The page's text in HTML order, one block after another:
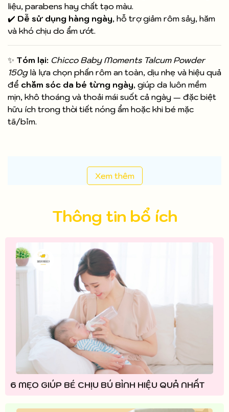
liệu, parabens hay chất tạo màu.
✔️ Dễ sử dụng hàng ngày, hỗ trợ giảm rôm sảy, hăm
và khó chịu do ẩm ướt.
✨ Tóm lại: Chicco Baby Moments Talcum Powder
150glà lựa chọn phấn rôm an toàn, dịu nhẹ và hiệu quả
để chăm sóc da bé từng ngày, giúp da luôn mềm
mịn, khô thoáng và thoải mái suốt cả ngày — đặc biệt
hữu ích trong thời tiết nóng ẩm hoặc khi bé mặc
tã/bỉm.
Xem thêm
Thông tin bổ ích
6 MẸO GIÚP BÉ CHỊU BÚ BÌNH HIỆU QUẢ NHẤT